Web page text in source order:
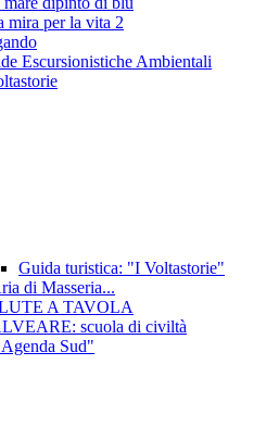
mira per la vita 2
Escursionistiche Ambientali
Guida turistica: "I Voltastorie"
di Masseria...
A TAVOLA
scuola di civiltà
Sud"